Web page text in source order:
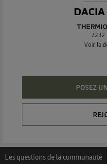
DACIA
2232
Voir la
POSEZ
Les questions de la communauté